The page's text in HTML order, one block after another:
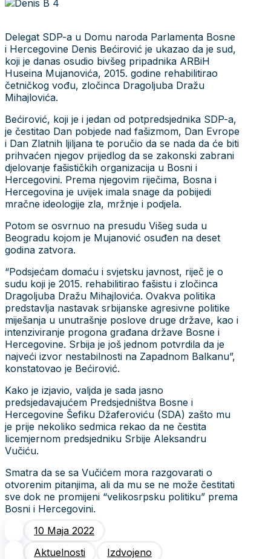
Delegat SDP-a u Domu naroda Parlamenta Bosne
i Hercegovine Denis Bećirović je ukazao da je sud,
koji je danas osudio bivšeg pripadnika ARBiH
Huseina Mujanovića, 2015. godine rehabilitirao
četničkog vođu, zločinca Dragoljuba Dražu
Mihajlovića.
Bećirović, koji je i jedan od potpredsjednika SDP-a,
je čestitao Dan pobjede nad fašizmom, Dan Evrope
i Dan Zlatnih ljiljana te poručio da se nada da će biti
prihvaćen njegov prijedlog da se zakonski zabrani
djelovanje fašističkih organizacija u Bosni i
Hercegovini. Prema njegovim riječima, Bosna i
Hercegovina je uvijek imala snage da pobijedi
mračne ideologije zla, mržnje i podjela.
Potom se osvrnuo na presudu Višeg suda u
Beogradu kojom je Mujanović osuđen na deset
godina zatvora.
“Podsjećam domaću i svjetsku javnost, riječ je o
sudu koji je 2015. rehabilitirao fašistu i zločinca
Dragoljuba Dražu Mihajlovića. Ovakva politika
predstavlja nastavak srbijanske agresivne politike
miješanja u unutrašnje poslove druge države, kao i
intenziviranje progona građana države Bosne i
Hercegovine. Srbija je još jednom potvrdila da je
najveći izvor nestabilnosti na Zapadnom Balkanu”,
konstatovao je Bećirović.
Kako je izjavio, valjda je sada jasno
predsjedavajućem Predsjedništva Bosne i
Hercegovine Šefiku Džaferoviću (SDA) zašto mu
je prije nekoliko sedmica rekao da ne čestita
licemjernom predsjedniku Srbije Aleksandru
Vučiću.
Smatra da se sa Vučićem mora razgovarati o
otvorenim pitanjima, ali da mu se ne može čestitati
sve dok ne promijeni “velikosrpsku politiku” prema
Bosni i Hercegovini.
10 Maja 2022
Aktuelnosti
Izdvojeno